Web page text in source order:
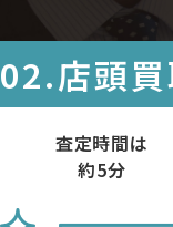
02.店頭買
査定時間は
約5分